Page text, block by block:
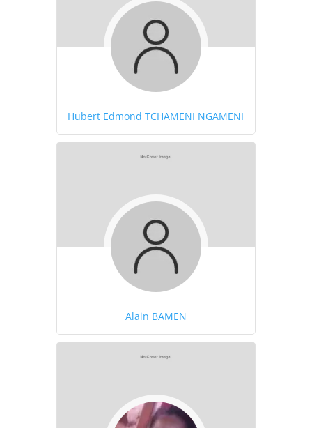
Hubert Edmond TCHAMENI NGAMENI
Alain BAMEN